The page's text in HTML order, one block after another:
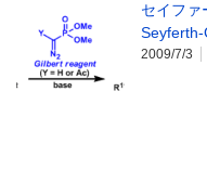
セイファ
2009/7/3